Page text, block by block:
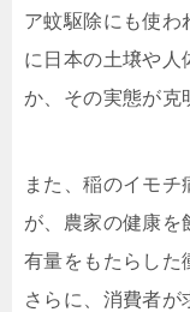
ア蚊駆除にも使わ
に日本の土壌や人
か、その実態が克
また、稲のイモチ
が、農家の健康を
有量をもたらした
さらに、消費者が